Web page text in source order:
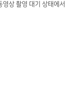
상 촬영 대기 상태에서